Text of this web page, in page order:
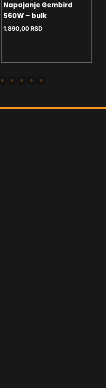
Napajanje Gembird
560W – bulk
1.890,00 RSD